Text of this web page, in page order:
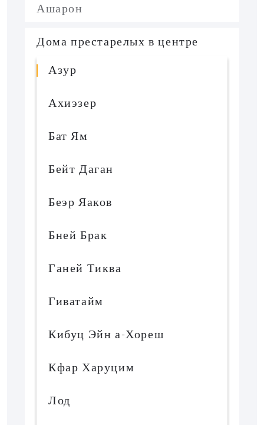
Ашарон
Дома престарелых в центре
Азур
Ахиэзер
Бат Ям
Бейт Даган
Беэр Яаков
Бней Брак
Ганей Тиква
Гиватайм
Кибуц Эйн а-Хореш
Кфар Харуцим
Лод